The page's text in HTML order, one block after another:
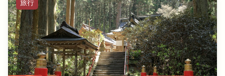
旅行